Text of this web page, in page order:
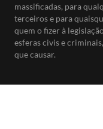
massificadas, para
terceiros e para
quem o fizer à
esferas civis e
que causar.